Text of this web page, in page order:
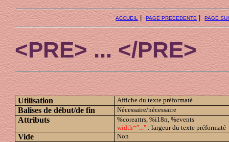
ACCUEIL|PAGE PRECEDENTE|PAGE
<PRE> ... </PRE>
Utilisation Affiche du texte préformaté
Balises de début/de fin Nécessaire/nécessaire
Attributs
%coreattrs, %i18n, %events
width="..." : largeur du texte préformaté
Vide Non